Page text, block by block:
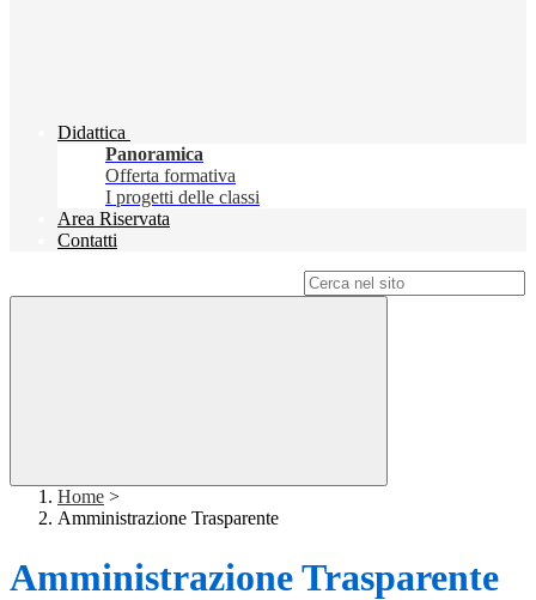
Didattica
Panoramica
Offerta formativa
I progetti delle classi
Area Riservata
Contatti
Home >
Amministrazione Trasparente
Amministrazione Trasparente